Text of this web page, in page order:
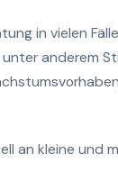
in vielen
anderem
an kleine und